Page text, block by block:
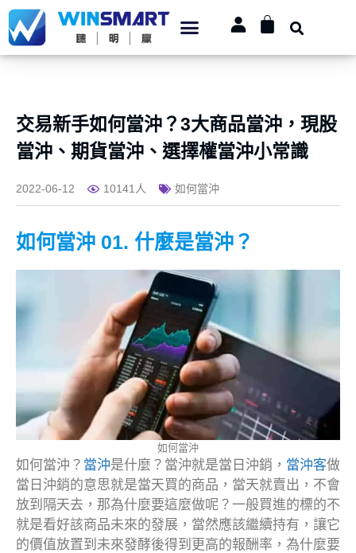
交易新手如何當沖？3大商品當沖，現股
當沖、期貨當沖、選擇權當沖小常識
2022-06-12 10141人 如何當沖
如何當沖 01. 什麼是當沖？
如何當沖
如何當沖？ 當沖是什麼？當沖就是當日沖銷， 當沖客做
當日沖銷的意思就是當天買的商品，當天就賣出，不會
放到隔天去，那為什麼要這麼做呢？一般買進的標的不
就是看好該商品未來的發展，當然應該繼續持有，讓它
的價值放置到未來發酵後得到更高的報酬率，為什麼要